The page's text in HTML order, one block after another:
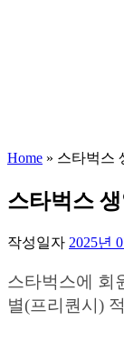
Home » 스타벅스
스타벅스
작성일자 2025년
스타벅스에 회
별(프리퀀시)